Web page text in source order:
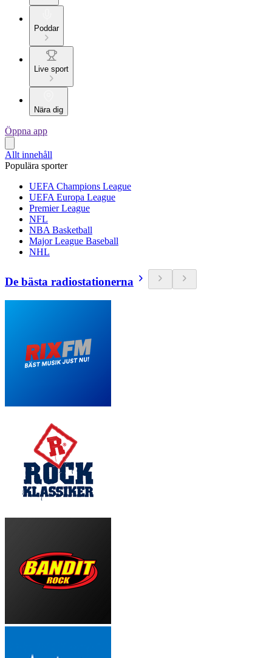
Poddar
Live sport
Nära dig
Öppna app
Allt innehåll
Populära sporter
UEFA Champions League
UEFA Europa League
Premier League
NFL
NBA Basketball
Major League Baseball
NHL
De bästa radiostationerna